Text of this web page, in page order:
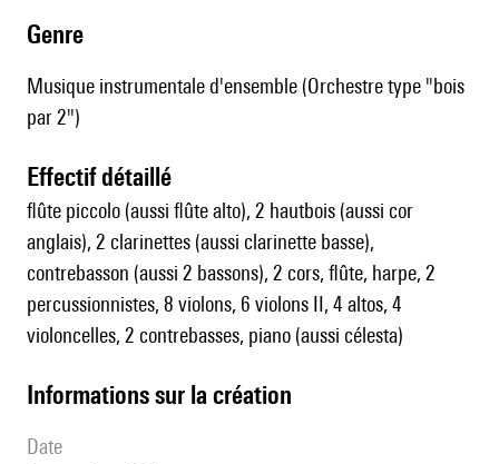
genre
Musique instrumentale d'ensemble (Orchestre type "bois
par 2")
effectif détaillé
flûte piccolo (aussi flûte alto), 2 hautbois (aussi cor
anglais), 2 clarinettes (aussi clarinette basse),
contrebasson (aussi 2 bassons), 2 cors, flûte, harpe, 2
percussionnistes, 8 violons, 6 violons II, 4 altos, 4
violoncelles, 2 contrebasses, piano (aussi célesta)
informations sur la création
date